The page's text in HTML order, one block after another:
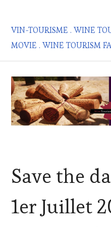
contenu
principal
VIN-TOURISME . WINE
MOVIE . WINE TOURISM
CLUB
:
TASTING
VOUCHER,
Save the
1er Juillet